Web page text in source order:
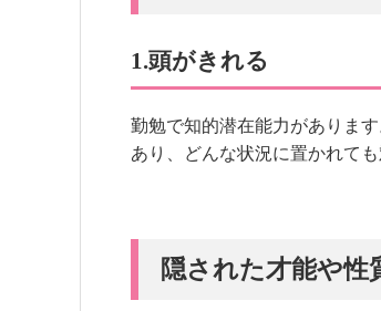
1.頭がきれる
勤勉で知的潜在能力がありま
あり、どんな状況に置かれて
隠された才能や性